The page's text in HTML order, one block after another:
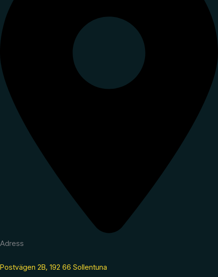
Adress
Postvägen 2B, 192 66 Sollentuna